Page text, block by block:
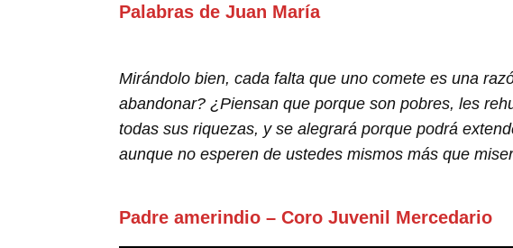
Palabras de Juan María
Mirándolo bien, cada falta que uno comete es una
abandonar? ¿Piensan que porque son pobres, les
todas sus riquezas, y se alegrará porque podrá
aunque no esperen de ustedes mismos más que
Padre amerindio – Coro Juvenil Mercedario